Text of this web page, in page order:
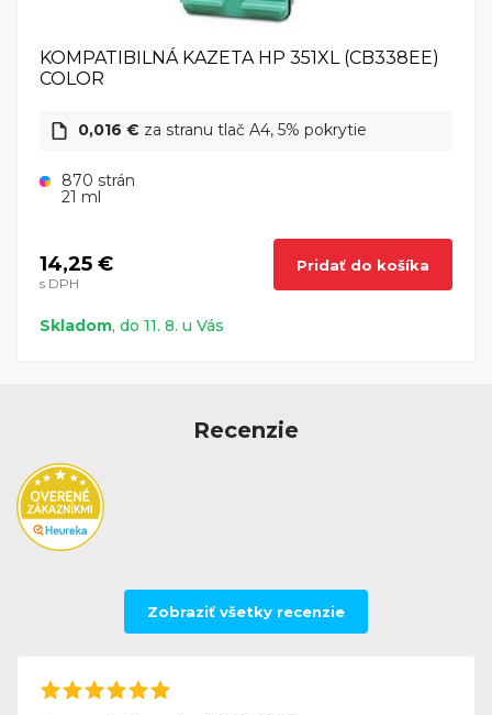
KOMPATIBILNÁ KAZETA HP 351XL (CB338EE)
COLOR
0,016 € za stranu tlač A4, 5% pokrytie
870 strán
21 ml
14,25 €
s DPH
Pridať do košíka
Skladom, do 11. 8. u Vás
Recenzie
Zobraziť všetky recenzie